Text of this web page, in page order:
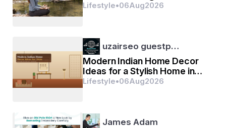
ସ୍ବାମୀ ବିବେକାନନ୍ଦଙ୍କ ଜନ୍ମଦିନ, ଭାରତୀୟ ବିଷ୍ଣୁ
ସିଦ୍ଧାନ୍ତ ପୌଷ ମାସକୃଷ୍ଣ ପକ୍ଷ ସପ୍ତମୀ ତିଥିରେ
ବିଭିନ୍ନ କେନ୍ଦ୍ରରେ ଏହା ଏକ ପାରମ୍ପାରିକ ଢଙ୍ଗରେ
and Digital Entertainment
Lifestyle•06Aug2026
uzairseo guestp…
Modern Indian Home Decor
Ideas for a Stylish Home in
2026
Lifestyle•06Aug2026
James Adam